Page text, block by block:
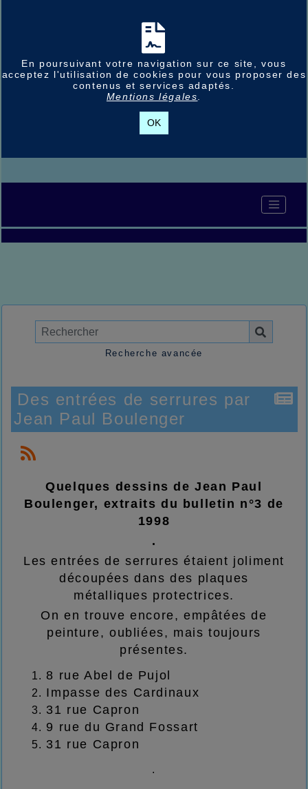
En poursuivant votre navigation sur ce site, vous
acceptez l'utilisation de cookies pour vous proposer des
contenus et services adaptés.
Mentions légales
OK
Recherche avancée
Des entrées de serrures par
Jean Paul Boulenger
Quelques dessins de Jean Paul
Boulenger, extraits du bulletin n°3 de
1998
.
Les entrées de serrures étaient joliment
découpées dans des plaques
métalliques protectrices.
On en trouve encore, empâtées de
peinture, oubliées, mais toujours
présentes.
8 rue Abel de Pujol
Impasse des Cardinaux
31 rue Capron
9 rue du Grand Fossart
31 rue Capron
.